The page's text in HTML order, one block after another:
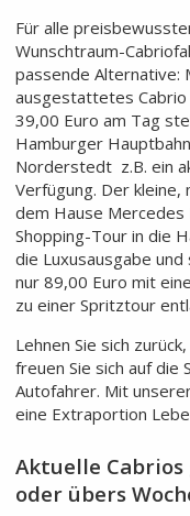
Für alle
Wunschtraum-
passende Alternative:
ausgestattetes Cabrio
39,00 Euro am Tag
Hamburger
Norderstedt z.B. ein
Verfügung. Der
dem Hause
Shopping-Tour in die
die Luxusausgabe
nur 89,00 Euro mit
zu einer Spritztour
Lehnen Sie sich
freuen Sie sich auf die
Autofahrer. Mit
eine Extraportion
Aktuelle Cabrios
oder übers